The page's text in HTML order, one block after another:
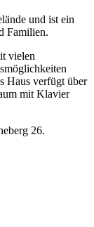
und ist ein
Familien.
vielen
Haus verfügt über
mit Klavier
26.